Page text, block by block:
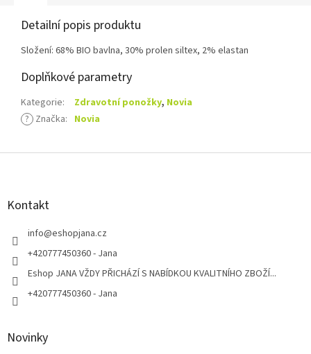
Detailní popis produktu
Složení: 68% BIO bavlna, 30% prolen siltex, 2% elastan
Doplňkové parametry
Kategorie: Zdravotní ponožky, Novia
? Značka: Novia
Z
Kontakt
info@eshopjana.cz
+420777450360 - Jana
Eshop JANA VŽDY PŘICHÁZÍ S NABÍDKOU KVALITNÍHO ZBOŽÍ...
+420777450360 - Jana
Novinky